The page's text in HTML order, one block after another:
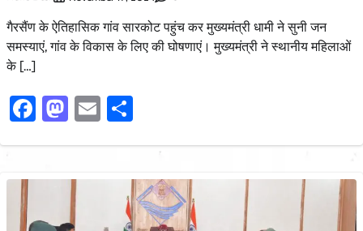
गैरसैंण के ऐतिहासिक गांव सारकोट पहुंच कर मुख्यमंत्री धामी ने सुनी जन
समस्याएं, गांव के विकास के लिए की घोषणाएं। मुख्यमंत्री ने स्थानीय महिलाओं
के […]
Facebook
Mastodon
Email